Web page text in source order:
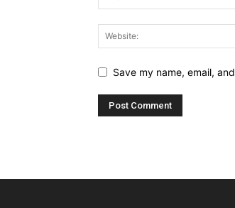
Save my name, email,